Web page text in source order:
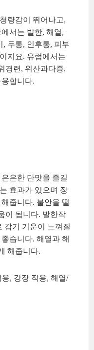
량감이 뛰어나고,
서는 발한, 해열,
, 두통, 인후통, 피부
지요. 유럽에서는
경련, 위산과다증,
합니다.
은한 단맛을 즐길
효과가 있으며 장
줍니다. 불안을 떨
이 됩니다. 발한작
감기 기운이 느껴질
습니다. 해열과 해
해줍니다.
, 강장 작용, 해열/